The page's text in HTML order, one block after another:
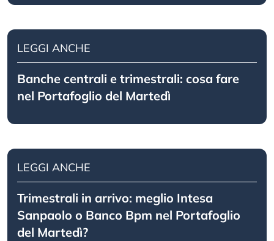
LEGGI ANCHE
Banche centrali e trimestrali: cosa fare
nel Portafoglio del Martedì
LEGGI ANCHE
Trimestrali in arrivo: meglio Intesa
Sanpaolo o Banco Bpm nel Portafoglio
del Martedì?